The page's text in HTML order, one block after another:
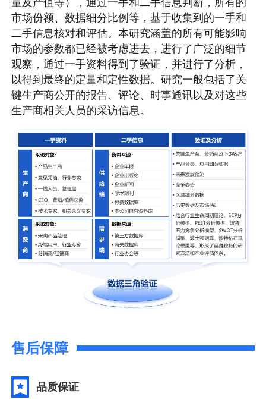
市场份额、数据细分比例等，基于收集到的一手和
二手信息核对和评估。本研究涵盖的所有可能影响
市场的参数都已经被考虑进去，进行了广泛的细节
观察，通过一手资料得到了验证，并进行了分析，
以得到最终的定量和定性数据。研究一般包括了关
键生产商公开的报告、评论、时事通讯以及对这些
生产商相关人员的采访信息。
售后保障
品质保证